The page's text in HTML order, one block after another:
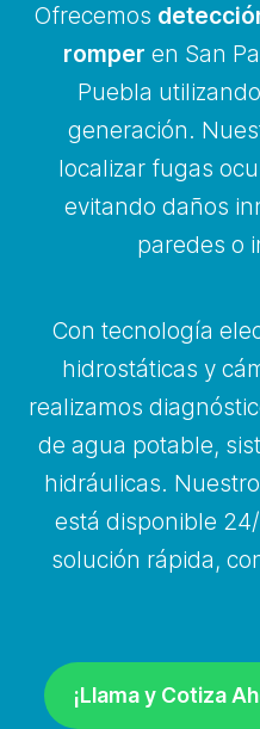
Ofrecemos
romper en San
Puebla
generación.
localizar fugas
evitando daños
paredes o
Con tecnología
hidrostáticas y
realizamos
de agua potable,
hidráulicas.
está disponible
solución rápida,
¡Llama y Cotiza